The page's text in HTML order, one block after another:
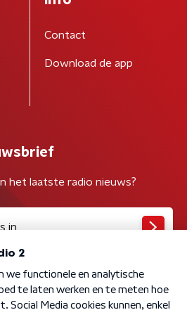
Contact
Download de app
het laatste radio nieuws?